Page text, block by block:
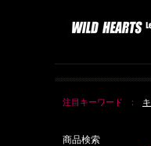
注目キーワード
商品検索